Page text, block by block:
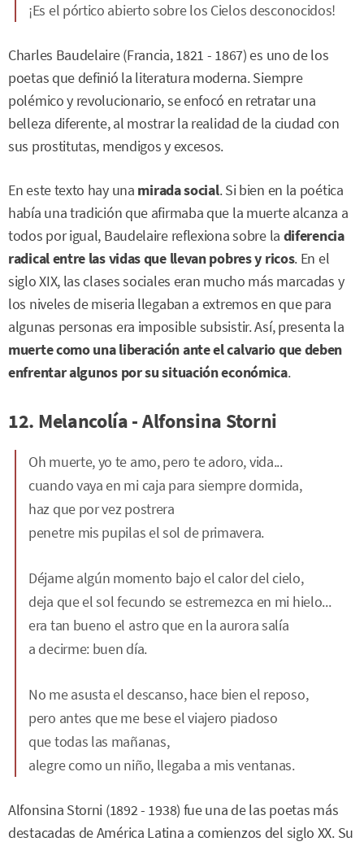
¡Es el pórtico abierto sobre los Cielos desconocidos!
Charles Baudelaire (Francia, 1821 - 1867) es uno de los
poetas que definió la literatura moderna. Siempre
polémico y revolucionario, se enfocó en retratar una
belleza diferente, al mostrar la realidad de la ciudad con
sus prostitutas, mendigos y excesos.
En este texto hay una miradasocial. Si bien en la poética
había una tradición que afirmaba que la muerte alcanza a
todos por igual, Baudelaire reflexiona sobre la diferencia
radical entre las vidas que llevan pobres y ricos. En el
siglo XIX, las clases sociales eran mucho más marcadas y
los niveles de miseria llegaban a extremos en que para
algunas personas era imposible subsistir. Así, presenta la
muerte como una liberación ante el calvario que deben
enfrentar algunos por su situación económica.
12. Melancolía - Alfonsina Storni
Oh muerte, yo te amo, pero te adoro, vida...
cuando vaya en mi caja para siempre dormida,
haz que por vez postrera
penetre mis pupilas el sol de primavera.
Déjame algún momento bajo el calor del cielo,
deja que el sol fecundo se estremezca en mi hielo...
era tan bueno el astro que en la aurora salía
a decirme: buen día.
No me asusta el descanso, hace bien el reposo,
pero antes que me bese el viajero piadoso
que todas las mañanas,
alegre como un niño, llegaba a mis ventanas.
Alfonsina Storni (1892 - 1938) fue una de las poetas más
destacadas de América Latina a comienzos del siglo XX. Su